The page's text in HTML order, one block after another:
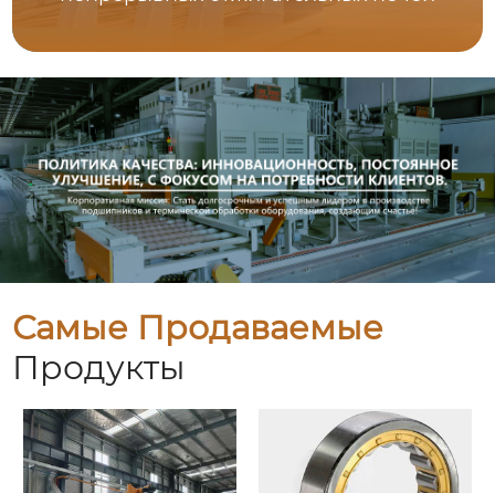
Самые Продаваемые
Продукты